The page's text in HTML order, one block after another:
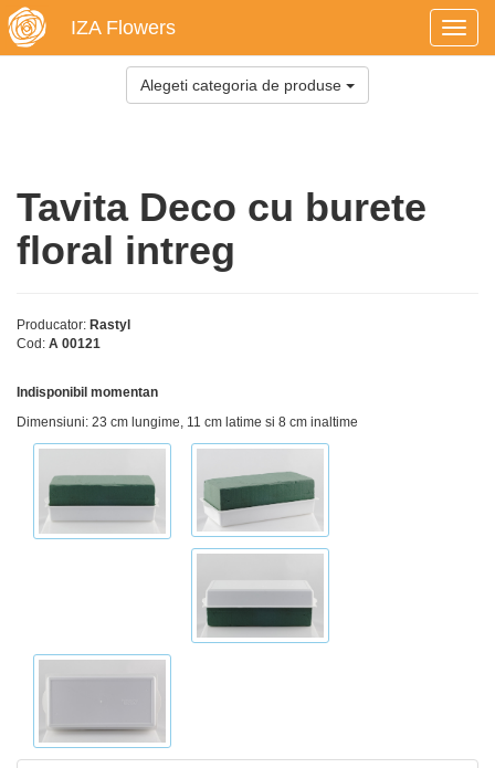
IZA Flowers
Alegeti categoria de produse
Tavita Deco cu burete
floral intreg
Producator: Rastyl
Cod: A 00121
Indisponibil momentan
Dimensiuni: 23 cm lungime, 11 cm latime si 8 cm inaltime